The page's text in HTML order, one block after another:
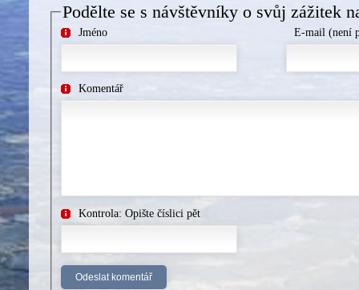
Podělte se s návštěvníky o svůj zážitek
Jméno E-mail (není
Komentář
Kontrola: Opište číslici pět